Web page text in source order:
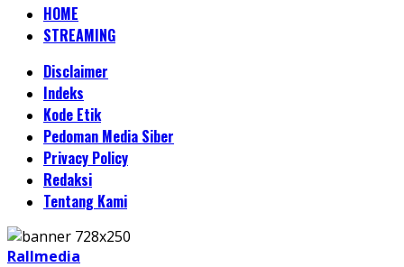
HOME
STREAMING
Disclaimer
Indeks
Kode Etik
Pedoman Media Siber
Privacy Policy
Redaksi
Tentang Kami
Rallmedia